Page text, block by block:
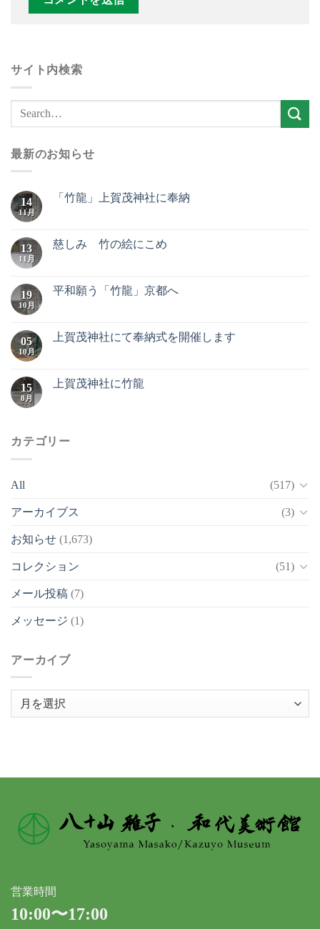
サイト内検索
最新のお知らせ
14
11月
「竹龍」上賀茂神社に奉納
13
11月
慈しみ 竹の絵にこめ
19
10月
平和願う「竹龍」京都へ
05
10月
上賀茂神社にて奉納式を開催します
15
8月
上賀茂神社に竹龍
カテゴリー
All (517)
アーカイブス (3)
お知らせ (1,673)
コレクション (51)
メール投稿 (7)
メッセージ (1)
アーカイブ
営業時間
10:00〜17:00